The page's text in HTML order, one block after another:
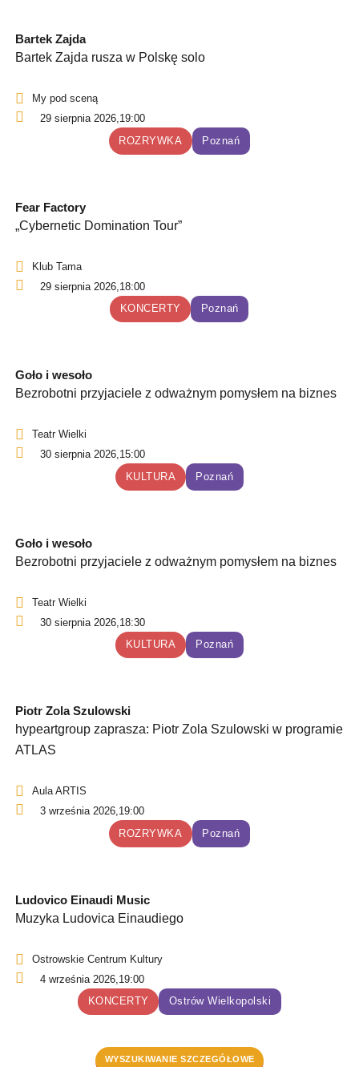
Bartek Zajda
Bartek Zajda rusza w Polskę solo
My pod sceną
29 sierpnia 2026,19:00
ROZRYWKA
Poznań
Fear Factory
„Cybernetic Domination Tour”
Klub Tama
29 sierpnia 2026,18:00
KONCERTY
Poznań
Goło i wesoło
Bezrobotni przyjaciele z odważnym pomysłem na biznes
Teatr Wielki
30 sierpnia 2026,15:00
KULTURA
Poznań
Goło i wesoło
Bezrobotni przyjaciele z odważnym pomysłem na biznes
Teatr Wielki
30 sierpnia 2026,18:30
KULTURA
Poznań
Piotr Zola Szulowski
hypeartgroup zaprasza: Piotr Zola Szulowski w programie
ATLAS
Aula ARTIS
3 września 2026,19:00
ROZRYWKA
Poznań
Ludovico Einaudi Music
Muzyka Ludovica Einaudiego
Ostrowskie Centrum Kultury
4 września 2026,19:00
KONCERTY
Ostrów Wielkopolski
WYSZUKIWANIE SZCZEGÓŁOWE